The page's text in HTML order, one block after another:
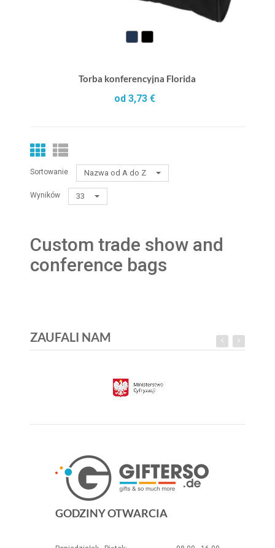
Torba konferencyjna Florida
od 3,73 €
Sortowanie Nazwa od A do Z
Wyników 33
Custom trade show and
conference bags
ZAUFALI NAM
GODZINY OTWARCIA